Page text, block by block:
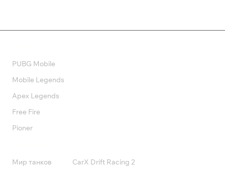
PUBG Mobile
Mobile Legends
Apex Legends
Free Fire
Pioner
Мир танков
CarX Drift Racing 2